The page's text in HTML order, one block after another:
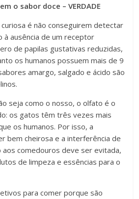
o sabor doce – VERDADE
é não conseguirem detectar
à ausência de um receptor
de papilas gustativas reduzidas,
os humanos possuem mais de 9
amargo, salgado e ácido são
seja como o nosso, o olfato é o
os gatos têm três vezes mais
os humanos. Por isso, a
bem cheirosa e a interferência de
comedouros deve ser evitada,
de limpeza e essências para o
para comer porque são